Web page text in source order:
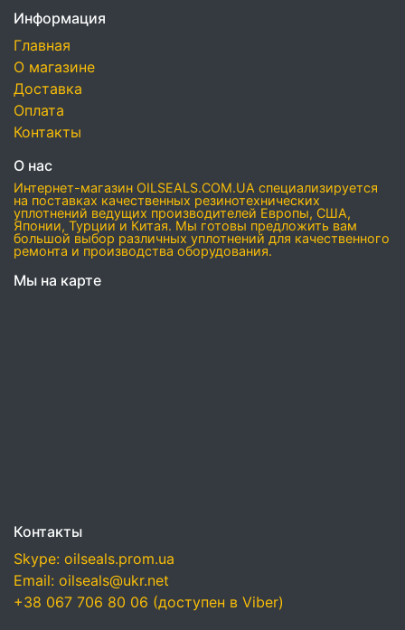
Информация
Главная
О магазине
Доставка
Оплата
Контакты
О нас
Интернет-магазин OILSEALS.COM.UA специализируется
на поставках качественных резинотехнических
уплотнений ведущих производителей Европы, США,
Японии, Турции и Китая. Мы готовы предложить вам
большой выбор различных уплотнений для качественного
ремонта и производства оборудования.
Мы на карте
Контакты
Skype: oilseals.prom.ua
Email: oilseals@ukr.net
+38 067 706 80 06 (доступен в Viber)